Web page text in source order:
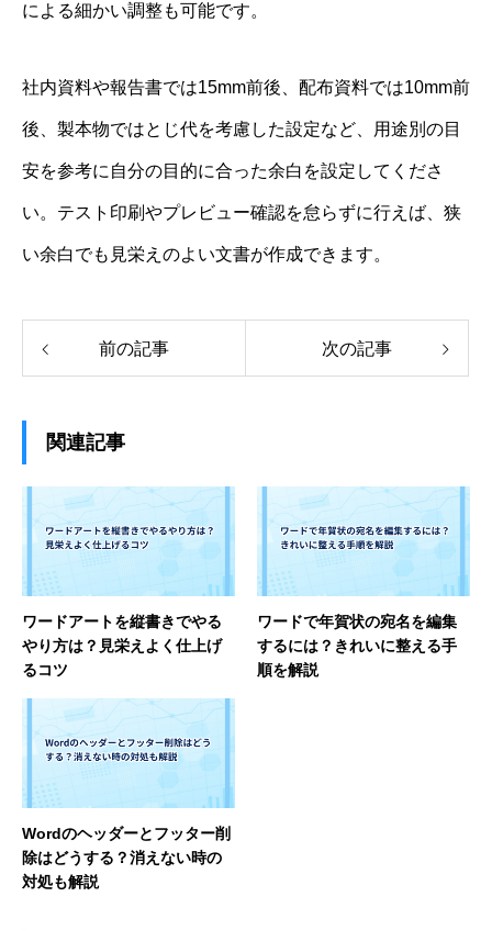
による細かい調整も可能です。
社内資料や報告書では15mm前後、配布資料では10mm前
後、製本物ではとじ代を考慮した設定など、用途別の目
安を参考に自分の目的に合った余白を設定してくださ
い。テスト印刷やプレビュー確認を怠らずに行えば、狭
い余白でも見栄えのよい文書が作成できます。
前の記事 次の記事
関連記事
ワードアートを縦書きでやる
やり方は？見栄えよく仕上げ
るコツ
ワードで年賀状の宛名を編集
するには？きれいに整える手
順を解説
Wordのヘッダーとフッター削
除はどうする？消えない時の
対処も解説